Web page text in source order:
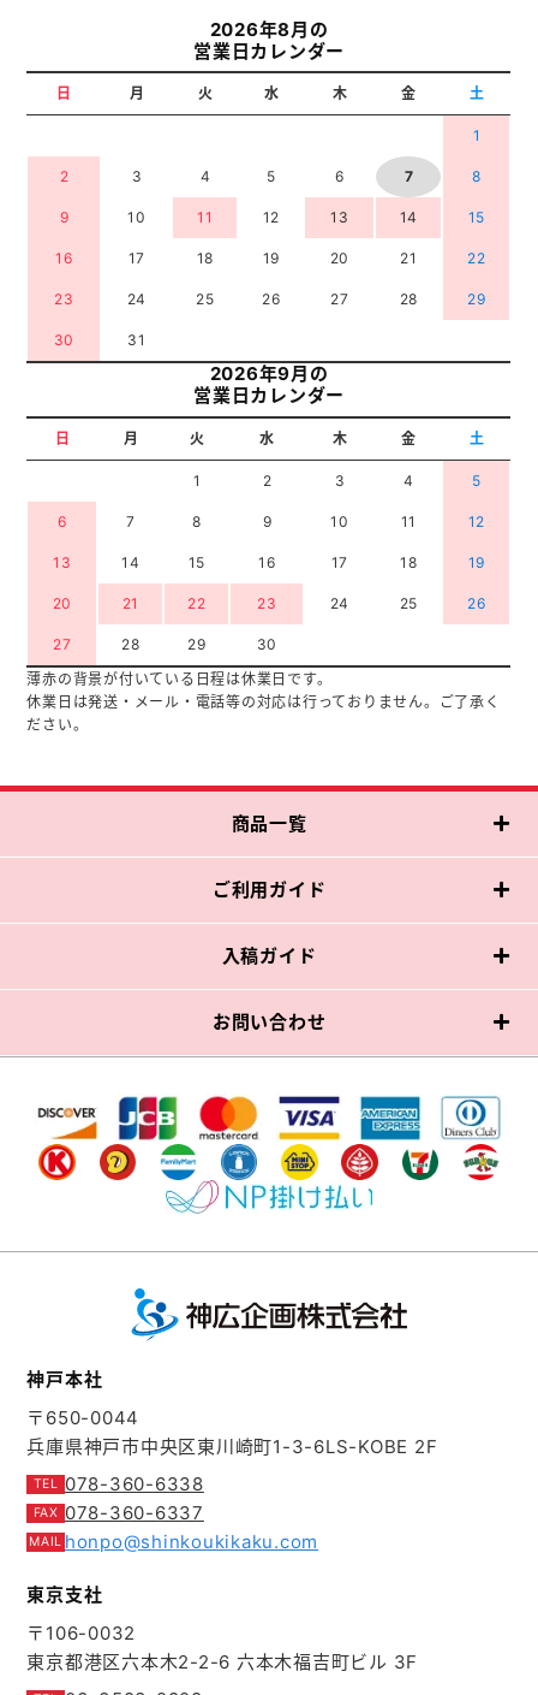
2026年8月の
営業日カレンダー
日 月 火 水 木 金 土
1
2 3 4 5 6 7 8
9 10 11 12 13 14 15
16 17 18 19 20 21 22
23 24 25 26 27 28 29
30 31
2026年9月の
営業日カレンダー
日 月 火 水 木 金 土
1 2 3 4 5
6 7 8 9 10 11 12
13 14 15 16 17 18 19
20 21 22 23 24 25 26
27 28 29
30
薄赤の背景が付いている日程は休業日です。
休業日は発送・メール・電話等の対応は行っておりません。ご了承く
ださい。
商品一覧
ご利用ガイド
入稿ガイド
お問い合わせ
神戸本社
〒650-0044
兵庫県神戸市中央区東川崎町1-3-6LS-KOBE 2F
078-360-6338
078-360-6337
honpo@shinkoukikaku.com
東京支社
〒106-0032
東京都港区六本木2-2-6 六本木福吉町ビル 3F